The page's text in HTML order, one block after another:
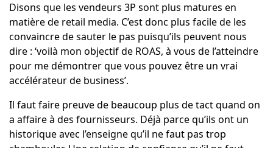
Disons que les vendeurs 3P sont plus matures en
matière de retail media. C’est donc plus facile de les
convaincre de sauter le pas puisqu’ils peuvent nous
dire : ‘voilà mon objectif de ROAS, à vous de l’atteindre
pour me démontrer que vous pouvez être un vrai
accélérateur de business’.
Il faut faire preuve de beaucoup plus de tact quand on
a affaire à des fournisseurs. Déjà parce qu’ils ont un
historique avec l’enseigne qu’il ne faut pas trop